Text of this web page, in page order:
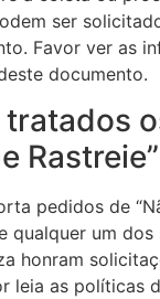
ser
Favor ver as
documento.
tratados
Rastreie”
pedidos de
qualquer um
honram
leia as políticas